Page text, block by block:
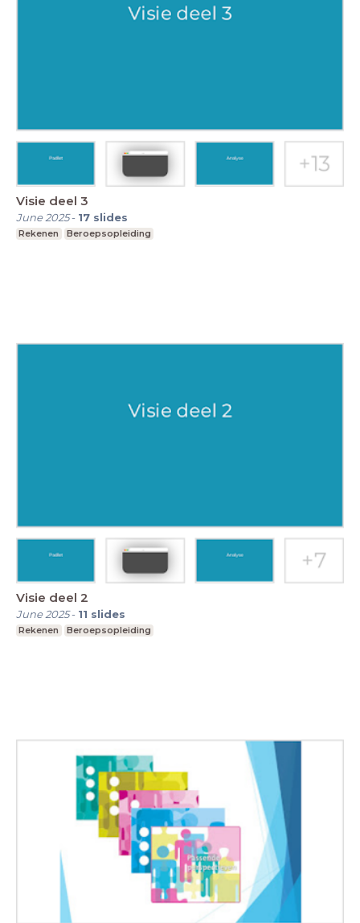
Visie deel 3
June 2025- 17 slides
Rekenen Beroepsopleiding
Visie deel 2
June 2025- 11 slides
Rekenen Beroepsopleiding